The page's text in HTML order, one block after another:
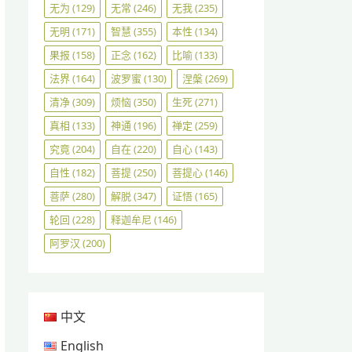
无为 (129) 无常 (246) 无我(235)
无明 (171) 智慧 (355) 本性 (134)
果报 (158) 正念(162) 比喻(133)
法界(164) 波罗蜜 (130) 涅槃(269)
清净(309) 烦恼(350) 生死(271)
真相 (133) 神通 (196) 禅定 (259)
究竟(204) 自在(220) 自心(143)
自性 (182) 菩提(250) 菩提心(146)
菩萨(280) 解脱(347) 证悟(165)
轮回 (228) 释迦牟尼 (146)
阿罗汉 (200)
中文
English